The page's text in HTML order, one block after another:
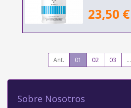
23,50 €
Ant. 01 02 03 ...
Sobre Nosotros